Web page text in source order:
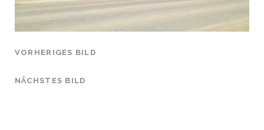
VORHERIGES BILD
NÄCHSTES BILD